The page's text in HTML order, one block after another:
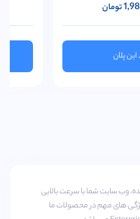
تومان
پلان
وب سایت شما با سرعت بالایی
های مهم در محصولات ما